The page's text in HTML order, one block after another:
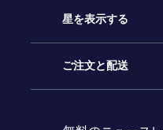
お問い合わせ
ブログ
Online Starギフト
OSRギフトパック
星を表示する
星の登録
ご注文と配送